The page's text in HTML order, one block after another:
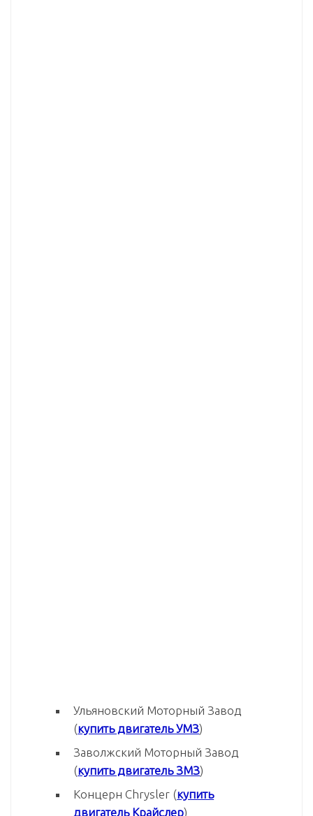
Ульяновский Моторный Завод
(купить двигатель УМЗ)
Заволжский Моторный Завод
(купить двигатель ЗМЗ)
Концерн Chrysler (купить
двигатель Крайслер)